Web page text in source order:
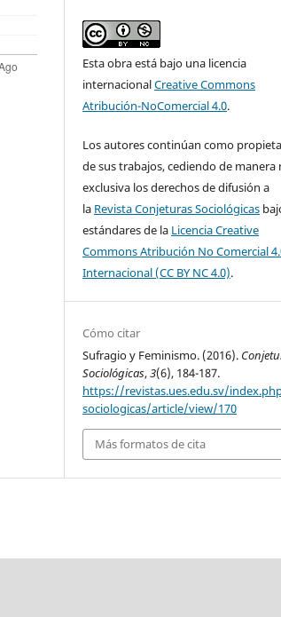
Esta obra está bajo una licencia
internacionalCreative Commons
Atribución-NoComercial 4.0.
Los autores continúan como
de sus trabajos, cediendo de manera
exclusiva los derechos de difusión a
la Revista Conjeturas Sociológicas
estándares de la Licencia Creative
Commons Atribución No Comercial
Internacional (CC BY NC 4.0).
Cómo citar
Sufragio y Feminismo. (2016).
Sociológicas,3(6), 184-187.
https://revistas.ues.edu.sv/
sociologicas/article/view/170
Más formatos de cita